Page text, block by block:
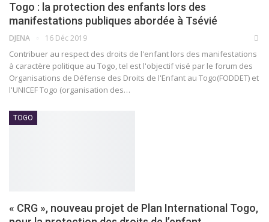
Togo : la protection des enfants lors des
manifestations publiques abordée à Tsévié
DJENA 16 Déc 2019
Contribuer au respect des droits de l'enfant lors des manifestations
à caractère politique au Togo, tel est l'objectif visé par le forum des
Organisations de Défense des Droits de l'Enfant au Togo(FODDET) et
l'UNICEF Togo (organisation des…
TOGO
« CRG », nouveau projet de Plan International Togo,